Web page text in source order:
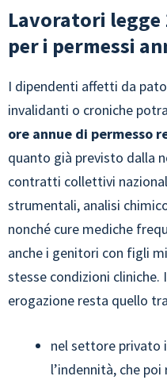
Lavoratori legge
per i permessi
I dipendenti affetti da
invalidanti o croniche
ore annue di permesso
quanto già previsto dalla
contratti collettivi
strumentali, analisi
nonché cure mediche
anche i genitori con figli
stesse condizioni cliniche.
erogazione resta quello
nel settore privato
l’indennità, che